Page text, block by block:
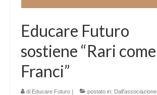
Educare Futuro
sostiene “Rari come
Franci”
di Educare Futuro | postato in: Dall'associazione